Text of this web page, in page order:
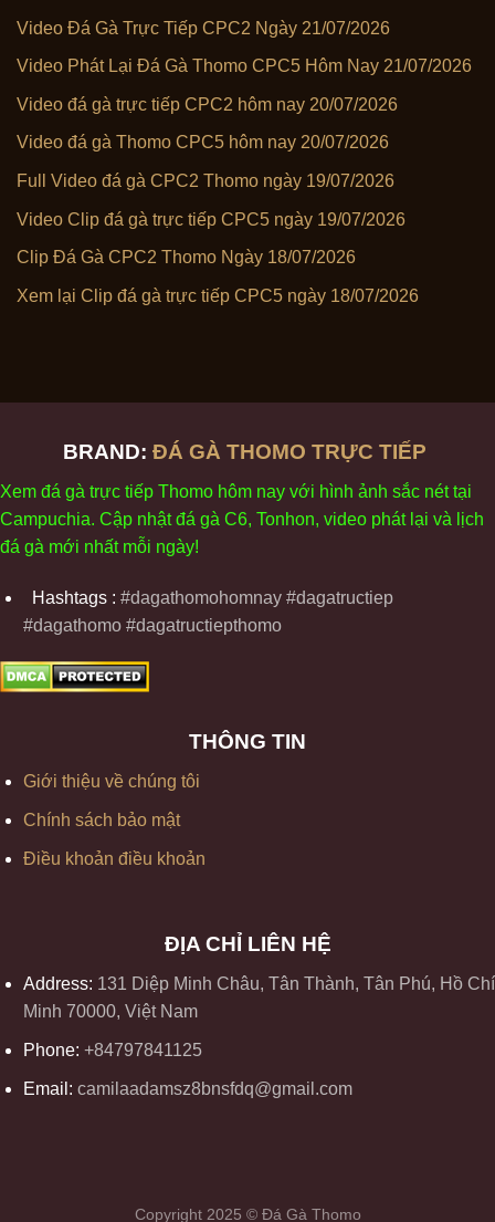
Video Đá Gà Trực Tiếp CPC2 Ngày 21/07/2026
Video Phát Lại Đá Gà Thomo CPC5 Hôm Nay 21/07/2026
Video đá gà trực tiếp CPC2 hôm nay 20/07/2026
Video đá gà Thomo CPC5 hôm nay 20/07/2026
Full Video đá gà CPC2 Thomo ngày 19/07/2026
Video Clip đá gà trực tiếp CPC5 ngày 19/07/2026
Clip Đá Gà CPC2 Thomo Ngày 18/07/2026
Xem lại Clip đá gà trực tiếp CPC5 ngày 18/07/2026
BRAND: ĐÁ GÀ THOMO TRỰC TIẾP
Xem đá gà trực tiếp Thomo hôm nay với hình ảnh sắc néttại
Campuchia. Cập nhậtđá gà C6, Tonhon, video phátl ại và ịch
đá gà mới nhất mỗi ngày!
Hashtags : #dagathomohomnay #dagatructiep
#dagathomo #dagatructiepthomo
THÔNG TIN
Giới thiệu về chúng tôi
Chính sách bảo mật
Điều khoản điều khoản
ĐỊA CHỈ LIÊN HỆ
Address: 131 Diệp Minh Châu, Tân Thành, Tân Phú, Hồ Chí
Minh 70000, Việt Nam
Phone: +84797841125
Email: camilaadamsz8bnsfdq@gmail.com
Copyright 2025 © Đá Gà Thomo